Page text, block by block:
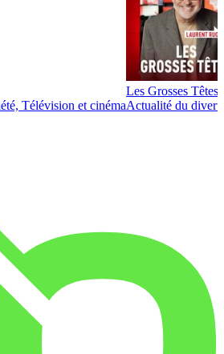
Télévision et cinéma
Les Grosses Têtes
Actualité du